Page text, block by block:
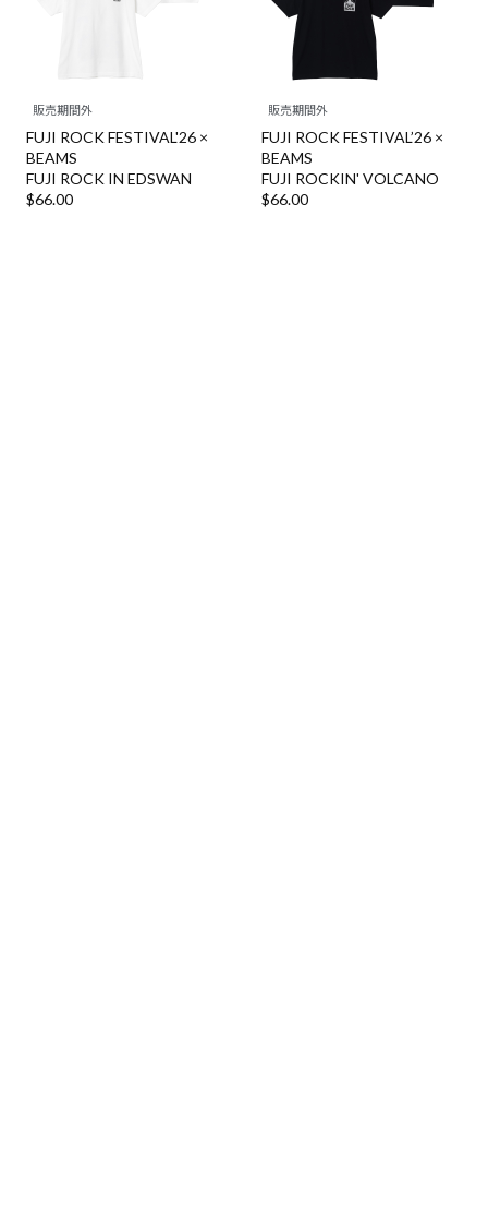
販売期間外
FUJI ROCK FESTIVAL'26 ×
BEAMS
FUJI ROCK IN EDSWAN
$‌66.00
販売期間外
FUJI ROCK FESTIVAL’26 ×
BEAMS
FUJI ROCKIN' VOLCANO
$‌66.00